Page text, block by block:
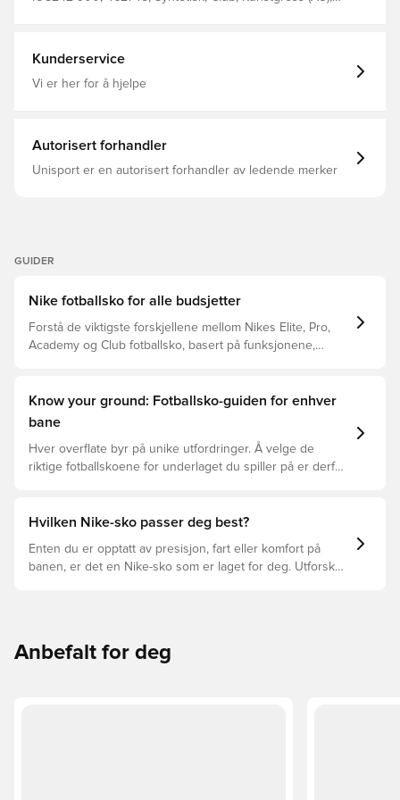
kunstgressbaner.
Kunderservice
Vi er her for å hjelpe
Autorisert forhandler
Unisport er en autorisert forhandler av ledende merker
GUIDER
Nike fotballsko for alle budsjetter
Forstå de viktigste forskjellene mellom Nikes Elite, Pro,
Academy og Club fotballsko, basert på funksjonene,
Know your ground: Fotballsko-guiden for enhver
bane
Hver overflate byr på unike utfordringer. Å velge de
riktige fotballskoene for underlaget du spiller på er derfor
fotballsko som er det beste valget for de forskjellige
Hvilken Nike-sko passer deg best?
Enten du er opptatt av presisjon, fart eller komfort på
banen, er det en Nike-sko som er laget for deg. Utforsk
Anbefalt for deg